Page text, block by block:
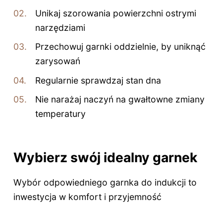
Unikaj szorowania powierzchni ostrymi
narzędziami
Przechowuj garnki oddzielnie, by uniknąć
zarysowań
Regularnie sprawdzaj stan dna
Nie narażaj naczyń na gwałtowne zmiany
temperatury
Wybierz swój idealny garnek
Wybór odpowiedniego garnka do indukcji to
inwestycja w komfort i przyjemność